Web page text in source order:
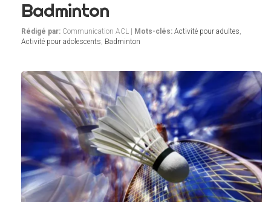
Badminton
Rédigé par: Communication ACL | Mots-clés: Activité pour adultes,
Activité pour adolescents, Badminton